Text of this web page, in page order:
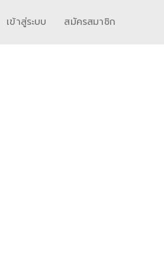
เข้าสู่ระบบ สมัครสมาชิก